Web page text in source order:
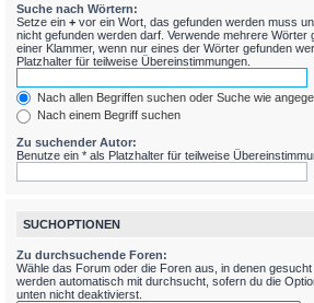
Suche nach Wörtern:
Setze ein + vor ein Wort, das gefunden werden muss
nicht gefunden werden darf. Verwende mehrere Wörter
einer Klammer, wenn nur eines der Wörter gefunden
Platzhalter für teilweise Übereinstimmungen.
Nach allen Begriffen suchen oder Suche wie
Nach einem Begriff suchen
Zu suchender Autor:
Benutze ein * als Platzhalter für teilweise
SUCHOPTIONEN
Zu durchsuchende Foren:
Wähle das Forum oder die Foren aus, in denen
werden automatisch mit durchsucht, sofern du die
unten nicht deaktivierst.